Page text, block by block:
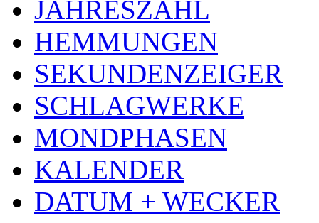
JAHRESZAHL
HEMMUNGEN
SEKUNDENZEIGER
SCHLAGWERKE
MONDPHASEN
KALENDER
DATUM + WECKER